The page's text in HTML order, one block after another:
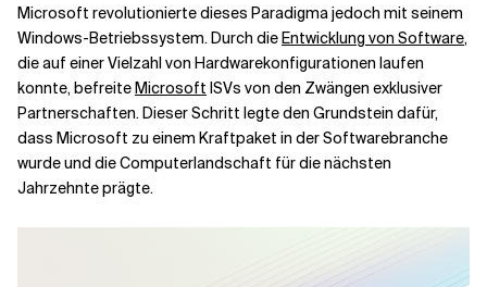
Microsoft revolutionierte dieses Paradigma jedoch mit seinem
Windows-Betriebssystem. Durch dieEntwicklung von Software,
die auf einer Vielzahl von Hardwarekonfigurationen laufen
konnte, befreiteMicrosoft ISVs von den Zwängen exklusiver
Partnerschaften. Dieser Schritt legte den Grundstein dafür,
dass Microsoft zu einem Kraftpaket in der Softwarebranche
wurde und die Computerlandschaft für die nächsten
Jahrzehnte prägte.